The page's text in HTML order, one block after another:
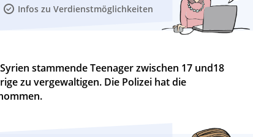
Infos zu Verdienstmöglichkeiten
stammende Teenager zwischen 17 und18
zu vergewaltigen. Die Polizei hat die